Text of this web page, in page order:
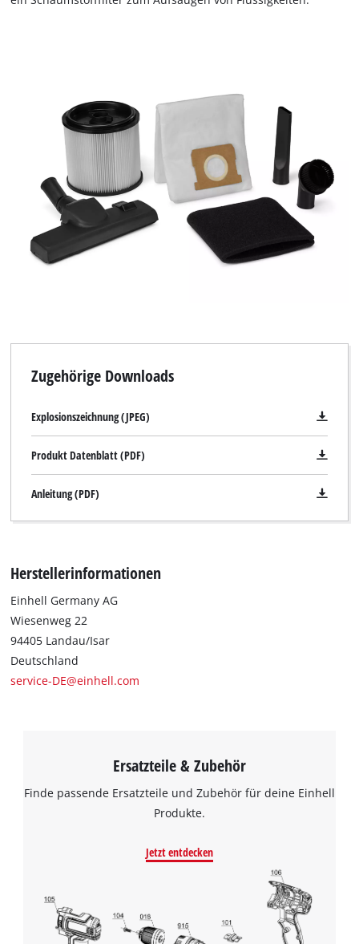
Zugehörige Downloads
Explosionszeichnung (JPEG)
Produkt Datenblatt (PDF)
Anleitung (PDF)
Herstellerinformationen
Einhell Germany AG
Wiesenweg 22
94405 Landau/Isar
Deutschland
service-DE@einhell.com
Ersatzteile & Zubehör
Finde passende Ersatzteile und Zubehör für deine Einhell
Produkte.
Jetzt entdecken